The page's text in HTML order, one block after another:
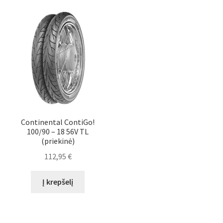
Continental ContiGo!
100/90 – 18 56V TL
(priekinė)
112,95 €
Į krepšelį